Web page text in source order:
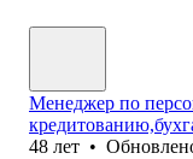
Менеджер по
48 лет •